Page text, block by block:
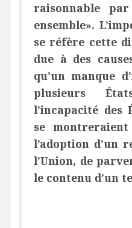
raisonnable
ensemble».
se réfère cette
due à des
qu’un manque
plusieurs
l’incapacité des
se
l’adoption d’un
l’Union, de
le contenu d’un